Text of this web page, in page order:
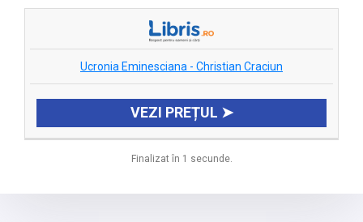
Ucronia Eminesciana - Christian Craciun
VEZI PREȚUL ➤
Finalizat în 1 secunde.